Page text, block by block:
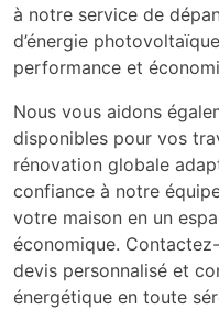
à notre service de
d’énergie
performance et
Nous vous aidons
disponibles pour vos
rénovation globale
confiance à notre
votre maison en un
économique.
devis personnalisé et
énergétique en toute